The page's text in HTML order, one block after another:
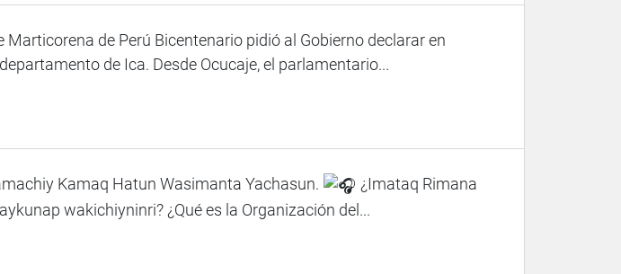
Marticorena de Perú Bicentenario pidió al Gobierno declarar en
de Ica. Desde Ocucaje, el parlamentario...
Kamaq Hatun Wasimanta Yachasun.
¿Imataq Rimana
wakichiyninri? ¿Qué es la Organización del...